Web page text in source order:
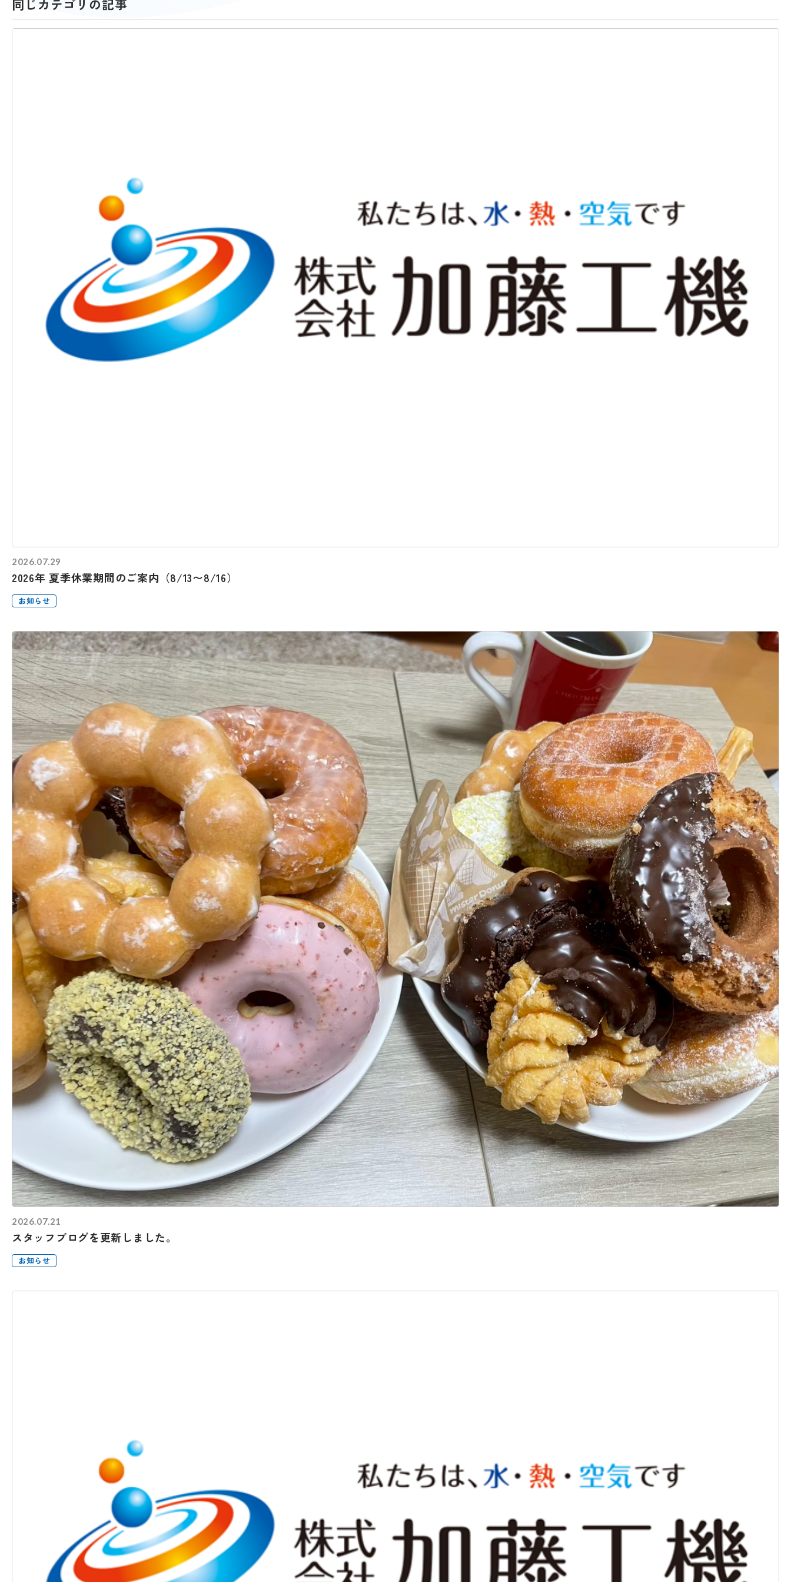
同じカテゴリの記事
2026.07.29
2026年 夏季休業期間のご案内（8/13〜8/16）
お知らせ
2026.07.21
スタッフブログを更新しました。
お知らせ